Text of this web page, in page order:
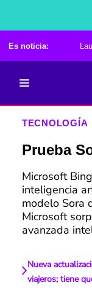
Es noticia:
TECNOLOGÍA
Prueba
Microsoft
inteligencia
modelo
Microsoft
avanzada
Nueva
viajeros; tiene